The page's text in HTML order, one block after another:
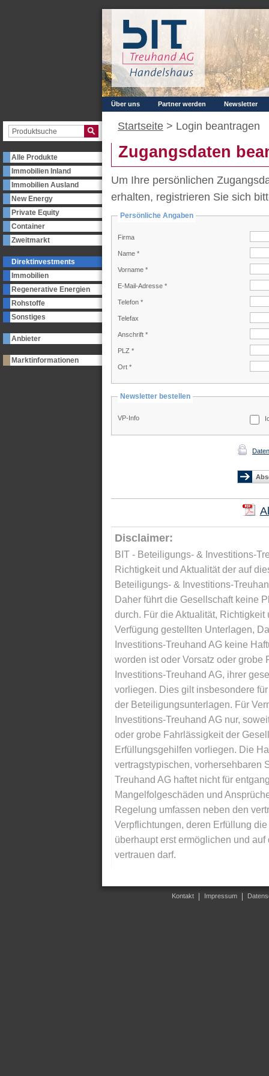
Alle Produkte
Immobilien Inland
Immobilien Ausland
New Energy
Private Equity
Container
Zweitmarkt
Direktinvestments
Immobilien
Regenerative Energien
Rohstoffe
Sonstiges
Anbieter
Marktinformationen
Über uns Partner werden Newsletter
Startseite > Login beantragen
Zugangsdaten
Um Ihre persönlichen
erhalten, registrieren Sie sich
Persönliche Angaben
Firma
Name *
Vorname *
E-Mail-Adresse *
Telefon *
Telefax
Anschrift *
PLZ *
Ort *
Newsletter bestellen
VP-Info
Disclaimer:
BIT - Beteiligungs- & Investitions-
Richtigkeit und Aktualität der auf
Beteiligungs- & Investitions-
Daher führt die Gesellschaft keine
durch. Für die Aktualität,
Verfügung gestellten Unterlagen,
Investitions-Treuhand AG keine
worden ist oder Vorsatz oder
Investitions-Treuhand AG, ihrer
vorliegen. Dies gilt insbesondere
der Beteiligungsunterlagen. Für
Investitions-Treuhand AG nur,
oder grobe Fahrlässigkeit der
Erfüllungsgehilfen vorliegen. Die
vertragstypischen, vorhersehbaren
Treuhand AG haftet nicht für
Mangelfolgeschäden und
Regelung umfassen neben den
Verpflichtungen, deren Erfüllung
überhaupt erst ermöglichen und
vertrauen darf.
Kontakt Impressum